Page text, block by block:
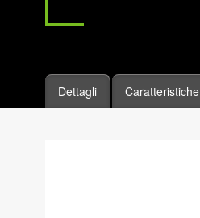
Dettagli Caratteristiche